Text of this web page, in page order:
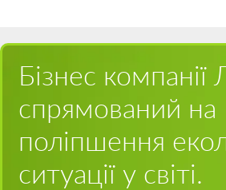
Бізнес компанії
спрямований на
поліпшення
ситуації у світі.